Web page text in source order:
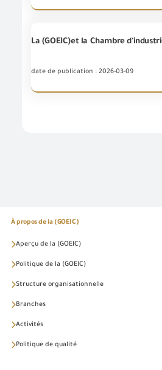
date de publication : 2026-03-09
À propos de la (GOEIC)
Aperçu de la (GOEIC)
Politique de la (GOEIC)
Structure organisationnelle
Branches
Activités
Politique de qualité